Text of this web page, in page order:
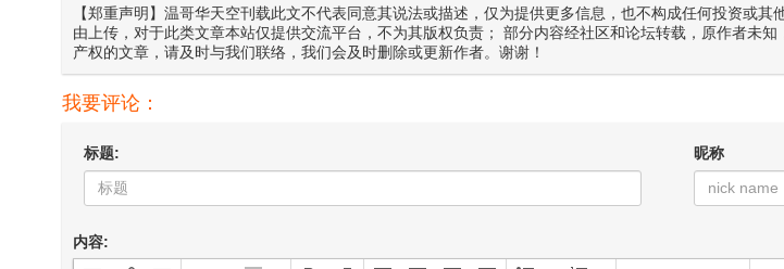
【郑重声明】温哥华天空刊载此文不代表同意其说法或描述，仅为提供更多信息，也不构成任何投资或其
由上传，对于此类文章本站仅提供交流平台，不为其版权负责； 部分内容经社区和论坛转载，原作者未
产权的文章，请及时与我们联络，我们会及时删除或更新作者。谢谢！
我要评论：
标题: 昵称
内容: